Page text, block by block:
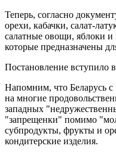
Теперь, согласно
орехи, кабачки, салат-
салатные овощи, яблоки
которые предназначены
Постановление вступило
Напомним, что Беларусь с
на многие
западных
"запрещенки" помимо
субпродукты, фрукты и
кондитерские изделия.